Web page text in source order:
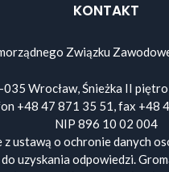
KONTAKT
Związku
Wrocław, Śnieżka II
+48 47 871 35 51, fax +48
NIP 896 10 02 004
ustawą o ochronie danych
uzyskania odpowiedzi.